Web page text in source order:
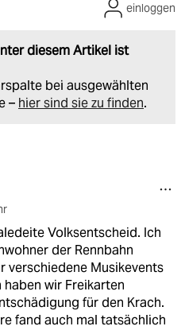
diesem Artikel ist
bei ausgewählten
– hier sind sie zu finden.
einloggen
Volksentscheid. Ich
der Rennbahn
verschiedene Musikevents
haben wir Freikarten
für den Krach.
fand auch mal tatsächlich